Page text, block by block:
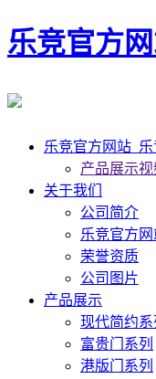
乐竞官方
乐竞官方网站_
产品展示视
关于我们
公司简介
乐竞官方网
荣誉资质
公司图片
产品展示
现代简约系
富贵门系列
港版门系列